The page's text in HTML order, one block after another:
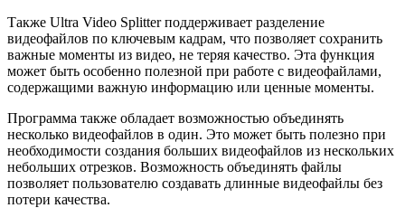
Также Ultra Video Splitter поддерживает разделение
видеофайлов по ключевым кадрам, что позволяет сохранить
важные моменты из видео, не теряя качество. Эта функция
может быть особенно полезной при работе с видеофайлами,
содержащими важную информацию или ценные моменты.
Программа также обладает возможностью объединять
несколько видеофайлов в один. Это может быть полезно при
необходимости создания больших видеофайлов из нескольких
небольших отрезков. Возможность объединять файлы
позволяет пользователю создавать длинные видеофайлы без
потери качества.